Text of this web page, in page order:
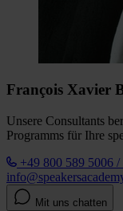
François Xavier
Unsere Consultants
Programms für Ihre
+49 800 589 5006
Mit uns chatten